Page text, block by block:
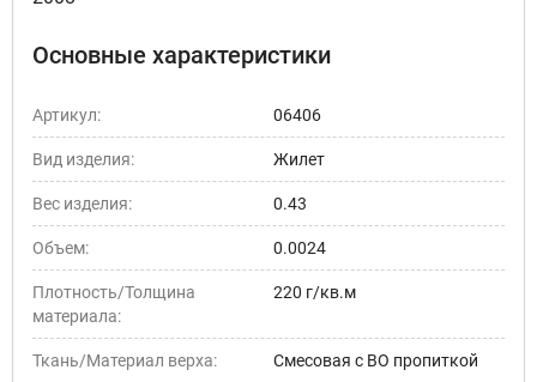
Основные характеристики
Артикул: 06406
Вид изделия: Жилет
Вес изделия: 0.43
Объем: 0.0024
Плотность/Толщина
материала:
220 г/кв.м
Ткань/Материал верха: Смесовая с ВО пропиткой